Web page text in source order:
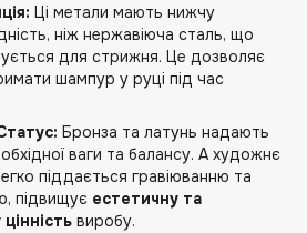
Ці метали мають нижчу
ніж нержавіюча сталь, що
для стрижня. Це дозволяє
шампур у руці під час
Бронза та латунь надають
ваги та балансу. А художнє
піддається гравіюванню та
підвищує естетичну та
виробу.